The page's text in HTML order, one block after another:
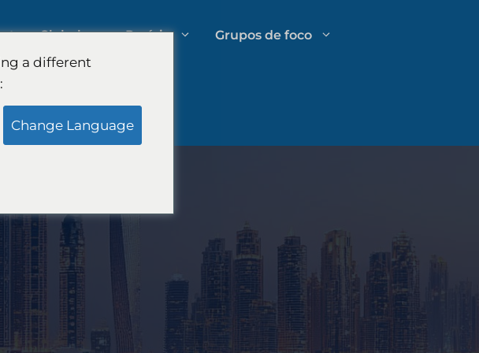
mercado
e Estratégias de crescimento para
escritórios de advocacia
Global Perícia Grupos de foco
a different
Change Language